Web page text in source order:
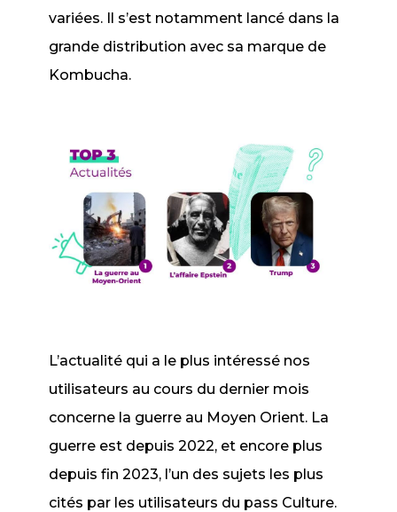
variées. Il s’est notamment lancé dans la
grande distribution avec sa marque de
Kombucha.
L’actualité qui a le plus intéressé nos
utilisateurs au cours du dernier mois
concerne la guerre au Moyen Orient. La
guerre est depuis 2022, et encore plus
depuis fin 2023, l’un des sujets les plus
cités par les utilisateurs du pass Culture.